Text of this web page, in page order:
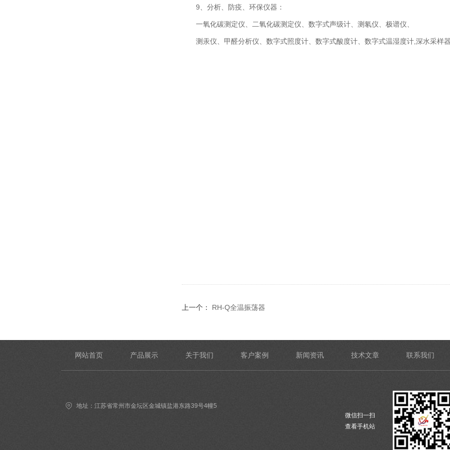
9、分析、防疫、环保仪器：
一氧化碳测定仪、二氧化碳测定仪、数字式声级计、测氡仪、极谱仪、
测汞仪、甲醛分析仪、数字式照度计、数字式酸度计、数字式温湿度计,深水采样
上一个： RH-Q全温振荡器
网站首页 产品展示 关于我们 客户案例 新闻资讯 技术文章 联系我们
地址：江苏省常州市金坛区金城镇盐港东路39号4幢5
微信扫一扫
查看手机站